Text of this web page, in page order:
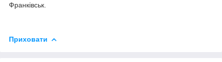
Франківськ.
Приховати